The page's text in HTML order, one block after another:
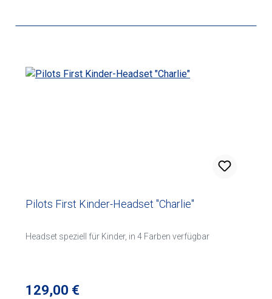
Pilots First Kinder-Headset "Charlie"
Headset speziell für Kinder, in 4 Farben verfügbar
Regulärer Preis:
129,00 €